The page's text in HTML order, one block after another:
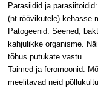
Parasiidid ja
(nt röövikutele) kehasse
Patogeenid: Seened,
kahjulikke organisme.
tõhus putukate vastu.
Taimed ja feromoonid:
meelitavad neid